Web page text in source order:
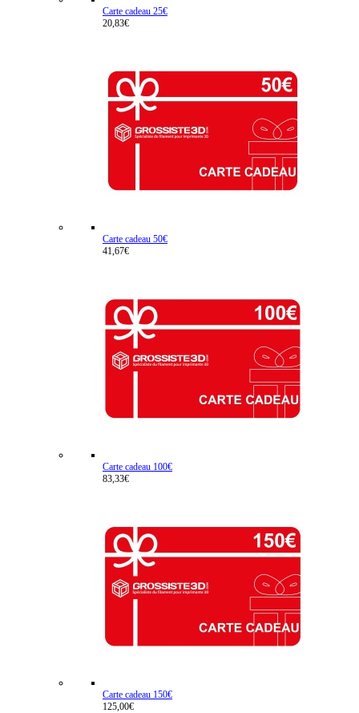
Carte cadeau 25€
20,83€
Carte cadeau 50€
41,67€
Carte cadeau 100€
83,33€
Carte cadeau 150€
125,00€